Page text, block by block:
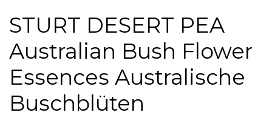
STURT DESERT PEA
Australian Bush Flower
Essences Australische
Buschblüten